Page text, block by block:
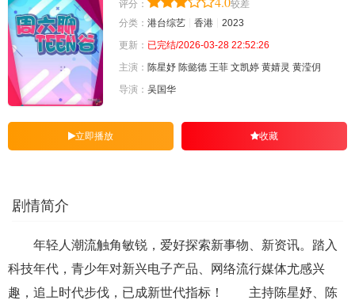
评分：
较差
分类： 港台综艺 香港
2023
更新： 已完结/2026-03-28 22:52:26
主演： 陈星妤 陈懿德 王菲 文凯婷 黄婧灵 黄滢仴
导演： 吴国华
立即播放 收藏
剧情简介
年轻人潮流触角敏锐，爱好探索新事物、新资讯。踏入
科技年代，青少年对新兴电子产品、网络流行媒体尤感兴
趣，追上时代步伐，已成新世代指标！ 主持陈星妤、陈